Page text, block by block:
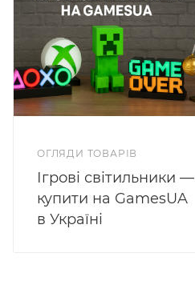
ОГЛЯДИ ТОВАРІВ
Ігрові світильники —
купити на GamesUA
в Україні